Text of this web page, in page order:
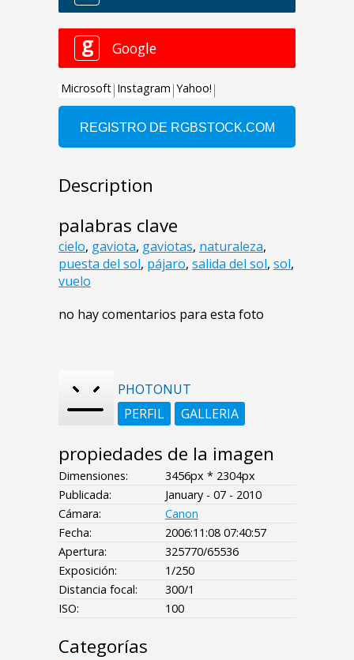
Description
palabras clave
cielo, gaviota, gaviotas, naturaleza,
puesta del sol, pájaro, salida del sol, sol,
vuelo
no hay comentarios para esta foto
PHOTONUT
PERFIL
GALLERIA
propiedades de la imagen
Dimensiones:
3456px * 2304px
Publicada:
January - 07 - 2010
Cámara:
Canon
Fecha:
2006:11:08 07:40:57
Apertura:
325770/65536
Exposición:
1/250
Distancia focal:
300/1
ISO:
100
Categorías